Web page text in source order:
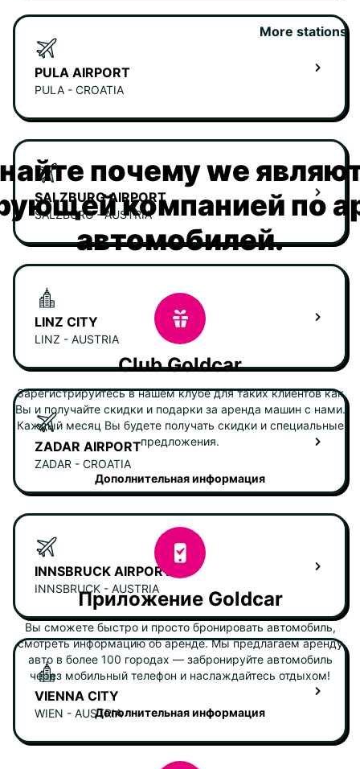
PULA AIRPORT
PULA - CROATIA
SALZBURG AIRPORT
SALZBURG - AUSTRIA
LINZ CITY
LINZ - AUSTRIA
ZADAR AIRPORT
ZADAR - CROATIA
INNSBRUCK AIRPORT
INNSBRUCK - AUSTRIA
VIENNA CITY
WIEN - AUSTRIA
More stations
почему we
компанией по
автомобилей.
Club Goldcar
Зарегистрируйтесь в нашем клубе для таких клиентов как
Вы и получайте скидки и подарки за аренда машин с нами.
Каждый месяц Вы будете получать скидки и специальные
предложения.
Дополнительная информация
Приложение Goldcar
Вы сможете быстро и просто бронировать автомобиль,
смотреть информацию об аренде. Мы предлагаем аренду
авто в более 100 городах — забронируйте автомобиль
через мобильный телефон и наслаждайтесь отдыхом!
Дополнительная информация